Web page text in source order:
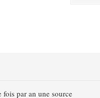
fois par an une source